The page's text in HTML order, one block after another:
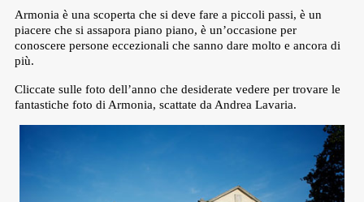
Armonia è una scoperta che si deve fare a piccoli passi, è un
piacere che si assapora piano piano, è un’occasione per
conoscere persone eccezionali che sanno dare molto e ancora di
più.
Cliccate sulle foto dell’anno che desiderate vedere per trovare le
fantastiche foto di Armonia, scattate da Andrea Lavaria.